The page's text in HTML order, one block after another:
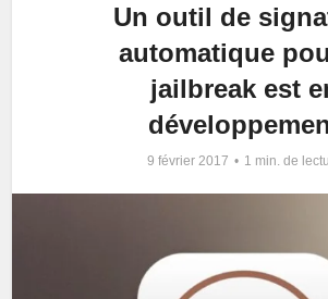
Un outil de
automatique
jailbreak est
9 février 2017 1 min. de